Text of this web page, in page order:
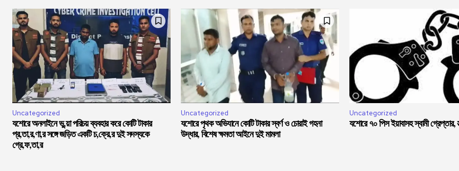
Uncategorized
যশোরে অনলাইনে ভু,য়া পরিচয় ব্যবহার করে কোটি টাকার
প্র,তা,র,ণা,র সঙ্গে জড়িত একটি চ,ক্রে,র দুই সদস্যকে
গ্রে,ফ,তা,র
Uncategorized
যশোরে পৃথক অভিযানে কোটি টাকার স্বর্ণ ও চোরাই গহনা
উদ্ধার, বিশেষ ক্ষমতা আইনে দুই মামলা
Uncategorized
যশোরে ৭০ পিস ইয়াবাসহ স্বামী গ্রেপ্তার,